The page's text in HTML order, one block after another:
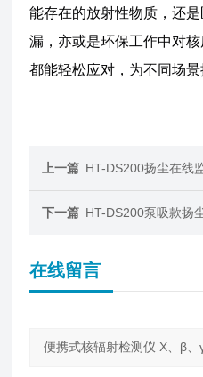
能存在的放射性物质，还
漏，亦或是环保工作中对
都能轻松应对，为不同场景
上一篇 HT-DS200扬尘在线监测
下一篇 HT-DS200泵吸款扬尘
在线留言